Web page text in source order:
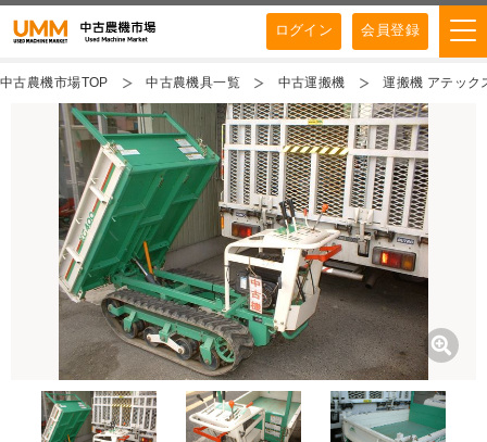
ログイン 会員登録
中古農機市場TOP 中古農機具一覧 中古運搬機 運搬機 アテック